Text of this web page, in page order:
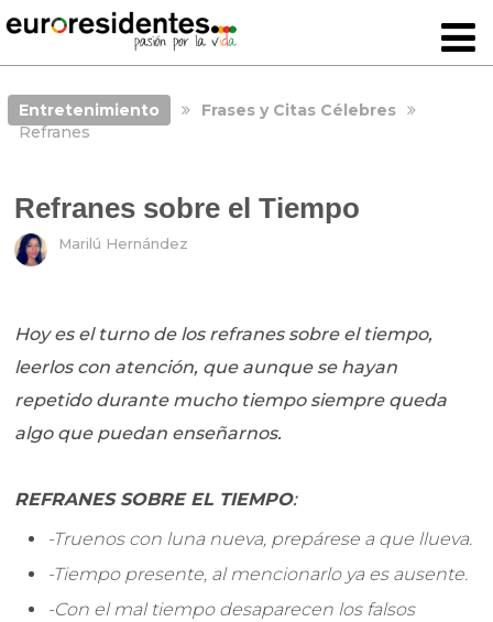
Entretenimiento
Frases y Citas Célebres
Refranes
Refranes sobre el Tiempo
Marilú Hernández
Hoy es el turno de los refranes sobre el tiempo,
leerlos con atención, que aunque se hayan
repetido durante mucho tiempo siempre queda
algo que puedan enseñarnos.
REFRANES SOBRE EL TIEMPO:
-Truenos con luna nueva, prepárese a que llueva.
-Tiempo presente, al mencionarlo ya es ausente.
-Con el mal tiempo desaparecen los falsos